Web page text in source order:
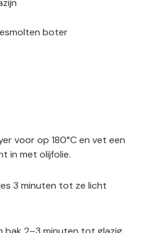
boter
voor op 180°C en vet een
in met olijfolie.
3 minuten tot ze licht